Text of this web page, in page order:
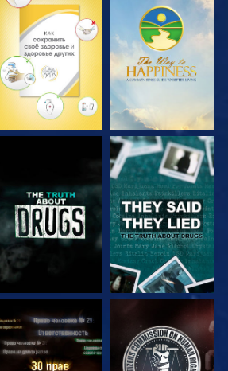
СМОТРЕТЬ СМОТРЕТЬ
СМОТРЕТЬ СМОТРЕТЬ
СМОТРЕТЬ СМОТРЕТЬ